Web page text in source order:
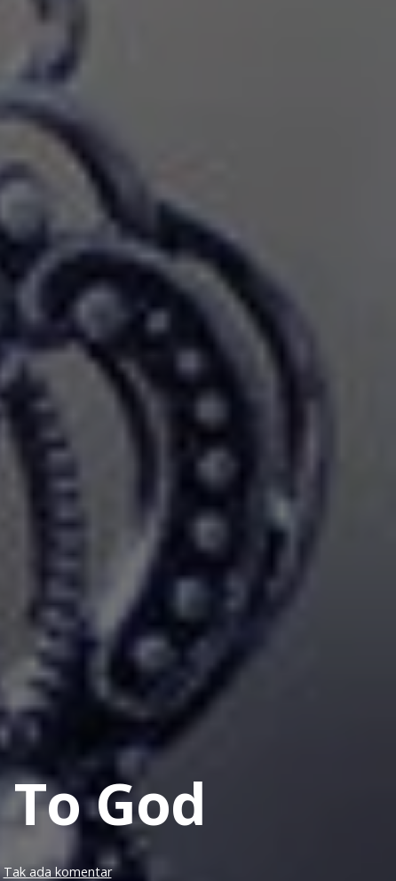
God
Tak ada komentarpada